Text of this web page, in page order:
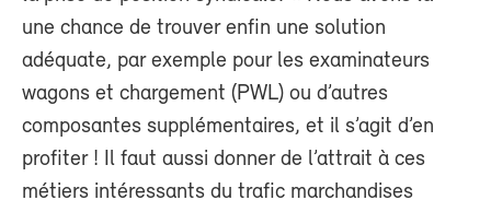
une chance de trouver enfin une solution
adéquate, par exemple pour les examinateurs
wagons et chargement (PWL) ou d’autres
composantes supplémentaires, et il s’agit d’en
profiter ! Il faut aussi donner de l’attrait à ces
métiers intéressants du trafic marchandises